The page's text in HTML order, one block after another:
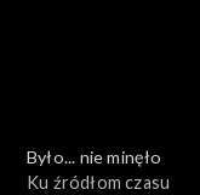
Było... nie minęło
Ku źródłom czasu